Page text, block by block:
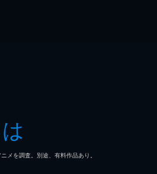
を調査。別途、有料作品あり。